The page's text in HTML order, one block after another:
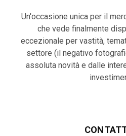
Un'occasione unica per il
che vede finalmente
eccezionale per vastità,
settore (il negativo
assoluta novità e dalle